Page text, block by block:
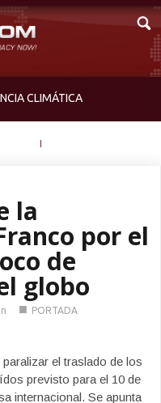
CLIMÁTICA
la
por el
de
globo
■ PORTADA
el traslado de los
previsto para el 10 de
internacional. Se apunta